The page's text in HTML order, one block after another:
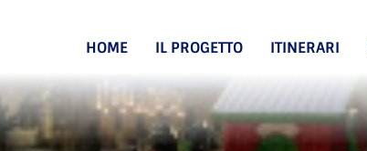
HOME IL PROGETTO ITINERARI